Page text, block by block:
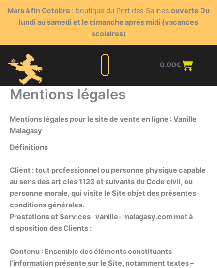
Mars à fin Octobre : boutique du Port des Salines ouverte Du
lundi au samedi et le dimanche aprés midi (vacances
scolaires)
0.00€
Mentions légales
Mentions légales pour le site de vente en ligne : Vanille
Malagasy
Définitions
Client :tout professionnel ou personne physique capable
au sens des articles 1123 et suivants du Code civil, ou
personne morale, qui visite le Site objet des présentes
conditions générales.
Prestations et Services :vanille- malagasy.com met à
disposition des Clients :
Contenu : Ensemble des éléments constituants
l’information présente sur le Site, notamment textes –